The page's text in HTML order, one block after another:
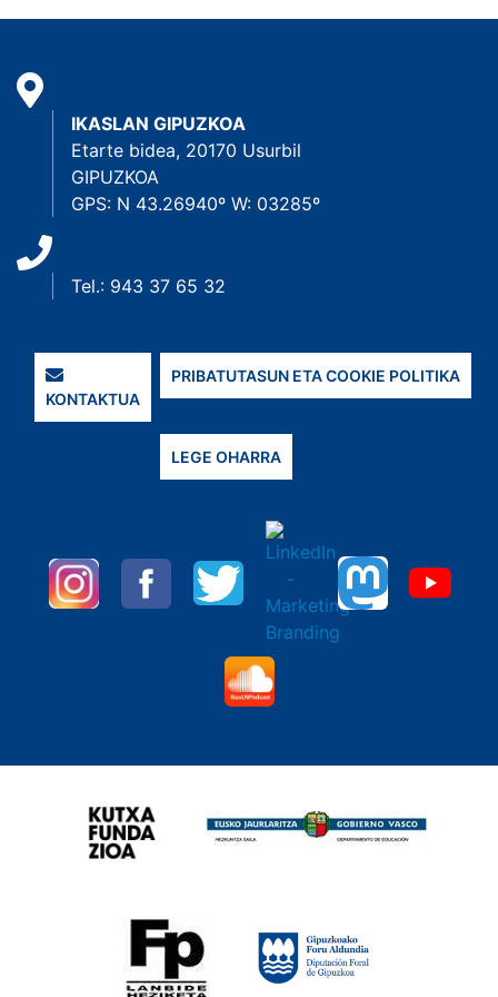
IKASLAN GIPUZKOA
Etarte bidea, 20170 Usurbil
GIPUZKOA
GPS: N 43.26940º W: 03285º
Tel.: 943 37 65 32
KONTAKTUA
PRIBATUTASUN ETA COOKIE POLITIKA
LEGE OHARRA